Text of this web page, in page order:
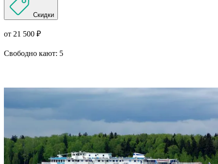
Скидки
от 21 500 ₽
Свободно кают: 5